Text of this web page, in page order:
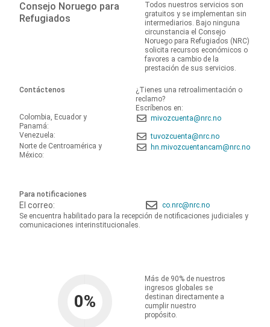
Consejo Noruego para
Refugiados
Todos nuestros servicios son
gratuitos y se implementan sin
intermediarios. Bajo ninguna
circunstancia el Consejo
Noruego para Refugiados (NRC)
solicita recursos económicos o
favores a cambio de la
prestación de sus servicios.
Contáctenos
¿Tienes una retroalimentación o
reclamo?
Escríbenos en:
Colombia, Ecuador y
Panamá:
mivozcuenta@nrc.no
Venezuela:
tuvozcuenta@nrc.no
Norte de Centroamérica y
México:
hn.mivozcuentancam@nrc.no
Para notificaciones
El correo:
co.nrc@nrc.no
Se encuentra habilitado para la recepción de notificaciones judiciales y
comunicaciones interinstitucionales.
0%
Más de 90% de nuestros
ingresos globales se
destinan directamente a
cumplir nuestro
propósito.